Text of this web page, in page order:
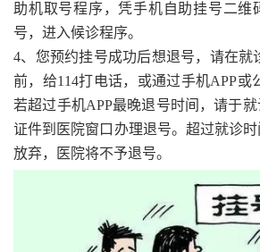
助机取号程序，凭手机自助挂号二维
号，进入候诊程序。
4、您预约挂号成功后想退号，请在就
前，给114打电话，或通过手机APP或
若超过手机APP最晚退号时间，请于
证件到医院窗口办理退号。超过就诊
放弃，医院将不予退号。